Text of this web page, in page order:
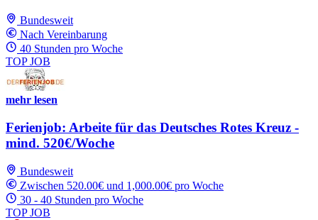
Bundesweit
Nach Vereinbarung
40 Stunden pro Woche
TOP JOB
mehr lesen
Ferienjob: Arbeite für das Deutsches Rotes Kreuz -
mind. 520€/Woche
Bundesweit
Zwischen 520.00€ und 1,000.00€ pro Woche
30 - 40 Stunden pro Woche
TOP JOB